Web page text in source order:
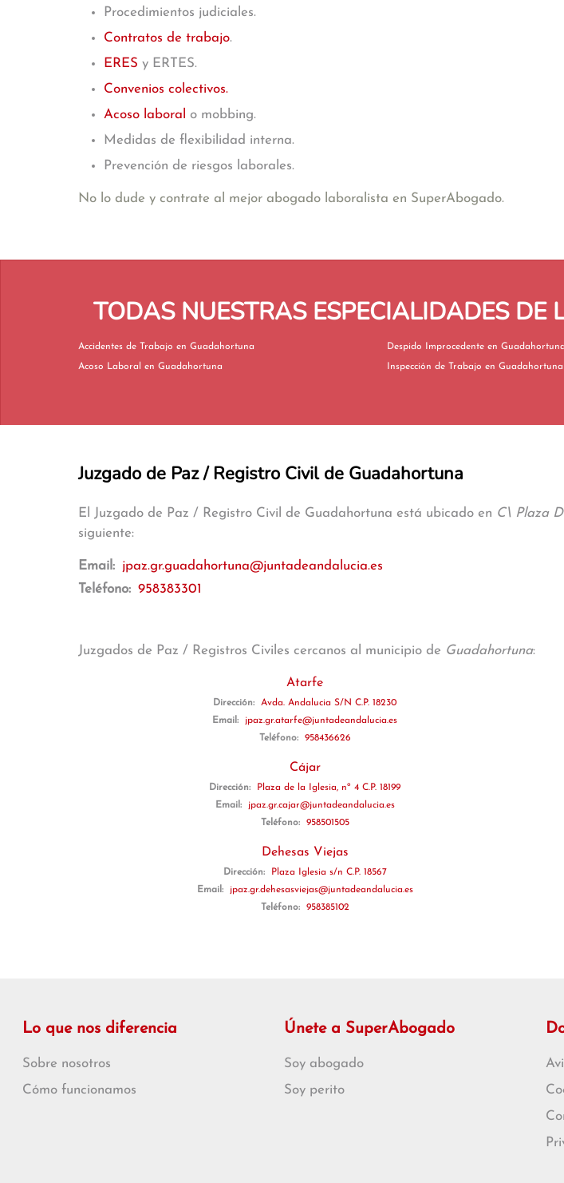
Procedimientos judiciales.
Contratos de trabajo.
ERES y ERTES.
Convenios colectivos.
Acoso laboral o mobbing.
Medidas de flexibilidad interna.
Prevención de riesgos laborales.
No lo dude y contrate al mejor abogado laboralista en SuperAbogado.
TODAS NUESTRAS ESPECIALIDADES
Accidentes de Trabajo en Guadahortuna
Acoso Laboral en Guadahortuna
Despido Improcedente en Guadahortuna
Inspección de Trabajo en Guadahortuna
Juzgado de Paz / Registro Civil de Guadahortuna
El Juzgado de Paz / Registro Civil de Guadahortuna está ubicado en C\ Plaza
siguiente:
Email: jpaz.gr.guadahortuna@juntadeandalucia.es
Teléfono: 958383301
Juzgados de Paz / Registros Civiles cercanos al municipio de Guadahortuna:
Atarfe
Dirección:
Avda. Andalucia S/N C.P. 18230
Email:
jpaz.gr.atarfe@juntadeandalucia.es
Teléfono:
958436626
Cájar
Dirección:
Plaza de la Iglesia, nº 4 C.P. 18199
Email:
jpaz.gr.cajar@juntadeandalucia.es
Teléfono:
958501505
Dehesas Viejas
Dirección:
Plaza Iglesia s/n C.P. 18567
Email:
jpaz.gr.dehesasviejas@juntadeandalucia.es
Teléfono:
958385102
Lo que nos diferencia
Sobre nosotros
Cómo funcionamos
Únete a SuperAbogado
Soy abogado
Soy perito